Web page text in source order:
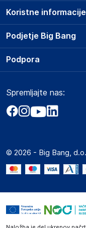
Podjetje Big Bang
O podjetju
Obvestila za javnost
Akt o digitalnih
Marketplace za
Novosti
Koristne informacije
Prodajna mesta
Storitve
Dostava, vnos in
Zavarovanje izdelkov
Podpora
Marketplace
Kako oddati
Spremljajte nas:
© 2026 - Big Bang,